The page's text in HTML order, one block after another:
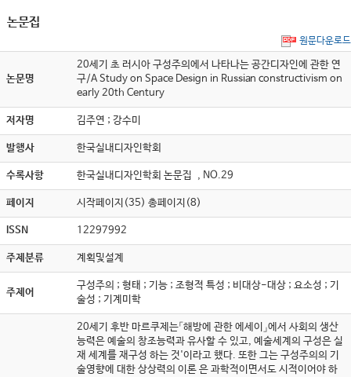
논문집
원문다운로드
논문명
20세기 초 러시아 구성주의에서 나타나는 공간디자인에 관한 연
구/A Study on Space Design in Russian constructivism on
early 20th Century
저자명 김주연 ; 강수미
발행사 한국실내디자인학회
수록사항 한국실내디자인학회 논문집 , NO.29
페이지 시작페이지(35) 총페이지(8)
ISSN 12297992
주제분류 계획및설계
주제어
구성주의 ; 형태 ; 기능 ; 조형적 특성 ; 비대상-대상 ; 요소성 ; 기
술성 ; 기계미학
20세기 후반 마르쿠제는「해방에 관한 에세이」에서 사회의 생산
능력은 예술의 창조능력과 유사할 수 있고, 예술세계의 구성은 실
재 세계를 재구성 하는 것'이라고 했다. 또한 그는 구성주의의 기
술영향에 대한 상상력의 이론 은 과학적이면서도 시적이어야 하